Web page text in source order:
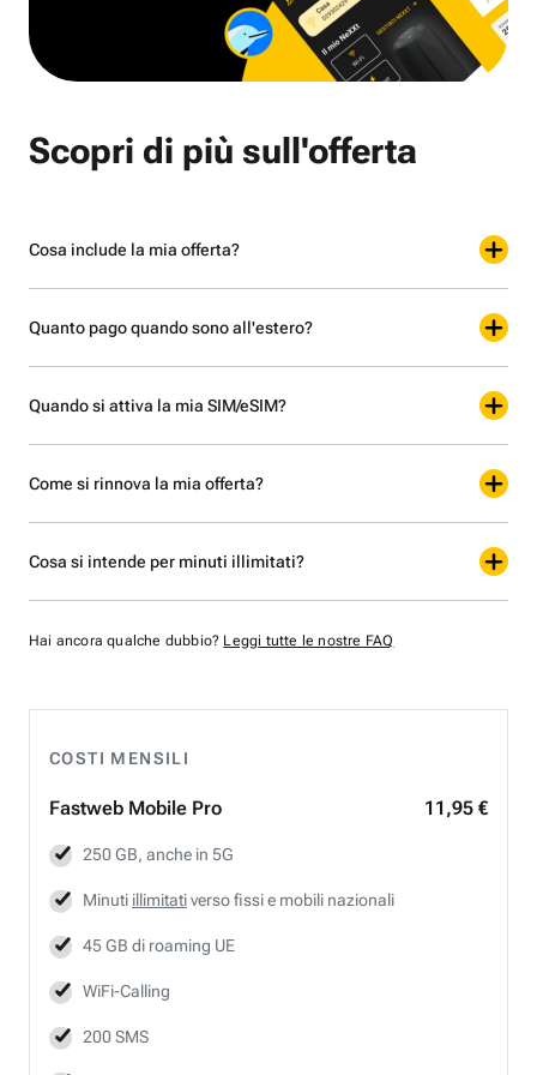
COSTI MENSILI
Fastweb Mobile Pro 11,95 €
250 GB, anche in 5G
Minuti illimitativerso fissi e mobili nazionali
45 GB di roaming UE
WiFi-Calling
200 SMS
Scopri di più sull'offerta
Cosa include la mia offerta?
Quanto pago quando sono all'estero?
Quando si attiva la mia SIM/eSIM?
Come si rinnova la mia offerta?
Cosa si intende per minuti illimitati?
Hai ancora qualche dubbio? Leggi tutte le nostre FAQ